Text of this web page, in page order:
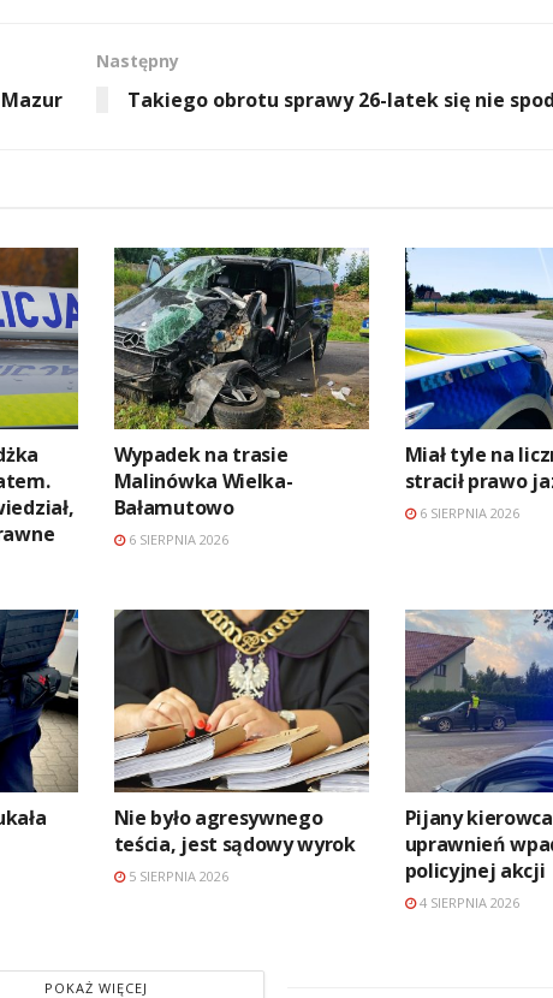
Następny
Takiego obrotu sprawy 26-latek się nie
Wypadek na trasie
Malinówka Wielka-
Bałamutowo
6 SIERPNIA 2026
Miał tyle na
stracił prawo
6 SIERPNIA 2026
Nie było agresywnego
teścia, jest sądowy wyrok
5 SIERPNIA 2026
Pijany
uprawnień
policyjnej akcji
4 SIERPNIA 2026
POKAŻ WIĘCEJ